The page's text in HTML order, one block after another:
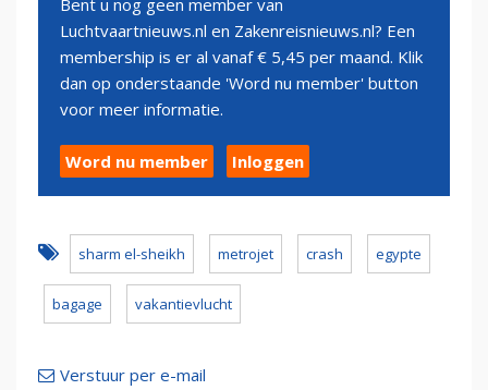
Bent u nog geen member van
Luchtvaartnieuws.nl en Zakenreisnieuws.nl? Een
membership is er al vanaf € 5,45 per maand. Klik
dan op onderstaande 'Word nu member' button
voor meer informatie.
Word nu member Inloggen
sharm el-sheikh metrojet crash egypte
bagage vakantievlucht
Verstuur per e-mail